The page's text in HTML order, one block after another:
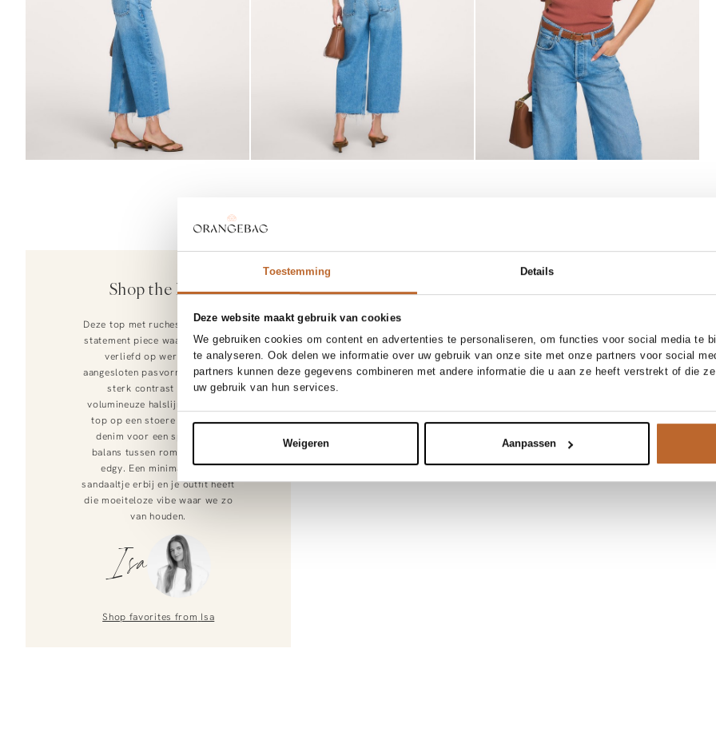
Toestemming Details
Deze website maakt gebruik van cookies
We gebruiken cookies om content en advertenties te personaliseren, om functies voor social media te
te analyseren. Ook delen we informatie over uw gebruik van onze site met onze partners voor social
partners kunnen deze gegevens combineren met andere informatie die u aan ze heeft verstrekt of die
uw gebruik van hun services.
Weigeren Aanpassen
Shop the look
Deze top met ruches is een echt
statement piece waar wij direct
verliefd op werden. De
aangesloten pasvorm vormt een
sterk contrast met de
volumineuze halslijn. Draag de
top op een stoere high waist
denim voor een spannende
balans tussen romantisch en
edgy. Een minimalistisch
sandaaltje erbij en je outfit heeft
die moeiteloze vibe waar we zo
van houden.
Isa
Shop favorites from Isa
one size
Add to cart
Elleme
485.00
25 26 27 28 29 30
Agolde